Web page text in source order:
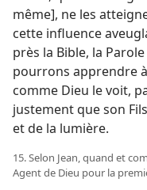
même], ne les
cette influence
près la Bible, la
pourrons apprendre
comme Dieu le voit,
justement que son
et de la lumière.
15. Selon Jean, quand et
Agent de Dieu pour la